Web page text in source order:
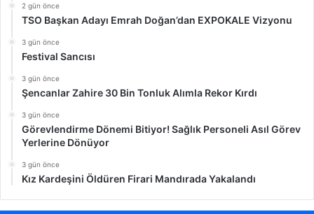
2 gün önce
TSO Başkan Adayı Emrah Doğan’dan EXPOKALE Vizyonu
3 gün önce
Festival Sancısı
3 gün önce
Şencanlar Zahire 30 Bin Tonluk Alımla Rekor Kırdı
3 gün önce
Görevlendirme Dönemi Bitiyor! Sağlık Personeli Asıl Görev
Yerlerine Dönüyor
3 gün önce
Kız Kardeşini Öldüren Firari Mandırada Yakalandı